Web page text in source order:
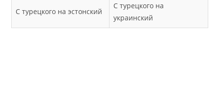
С турецкого на эстонский
С турецкого на
украинский